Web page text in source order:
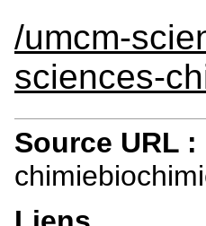
/umcm-
sciences-
Source URL :